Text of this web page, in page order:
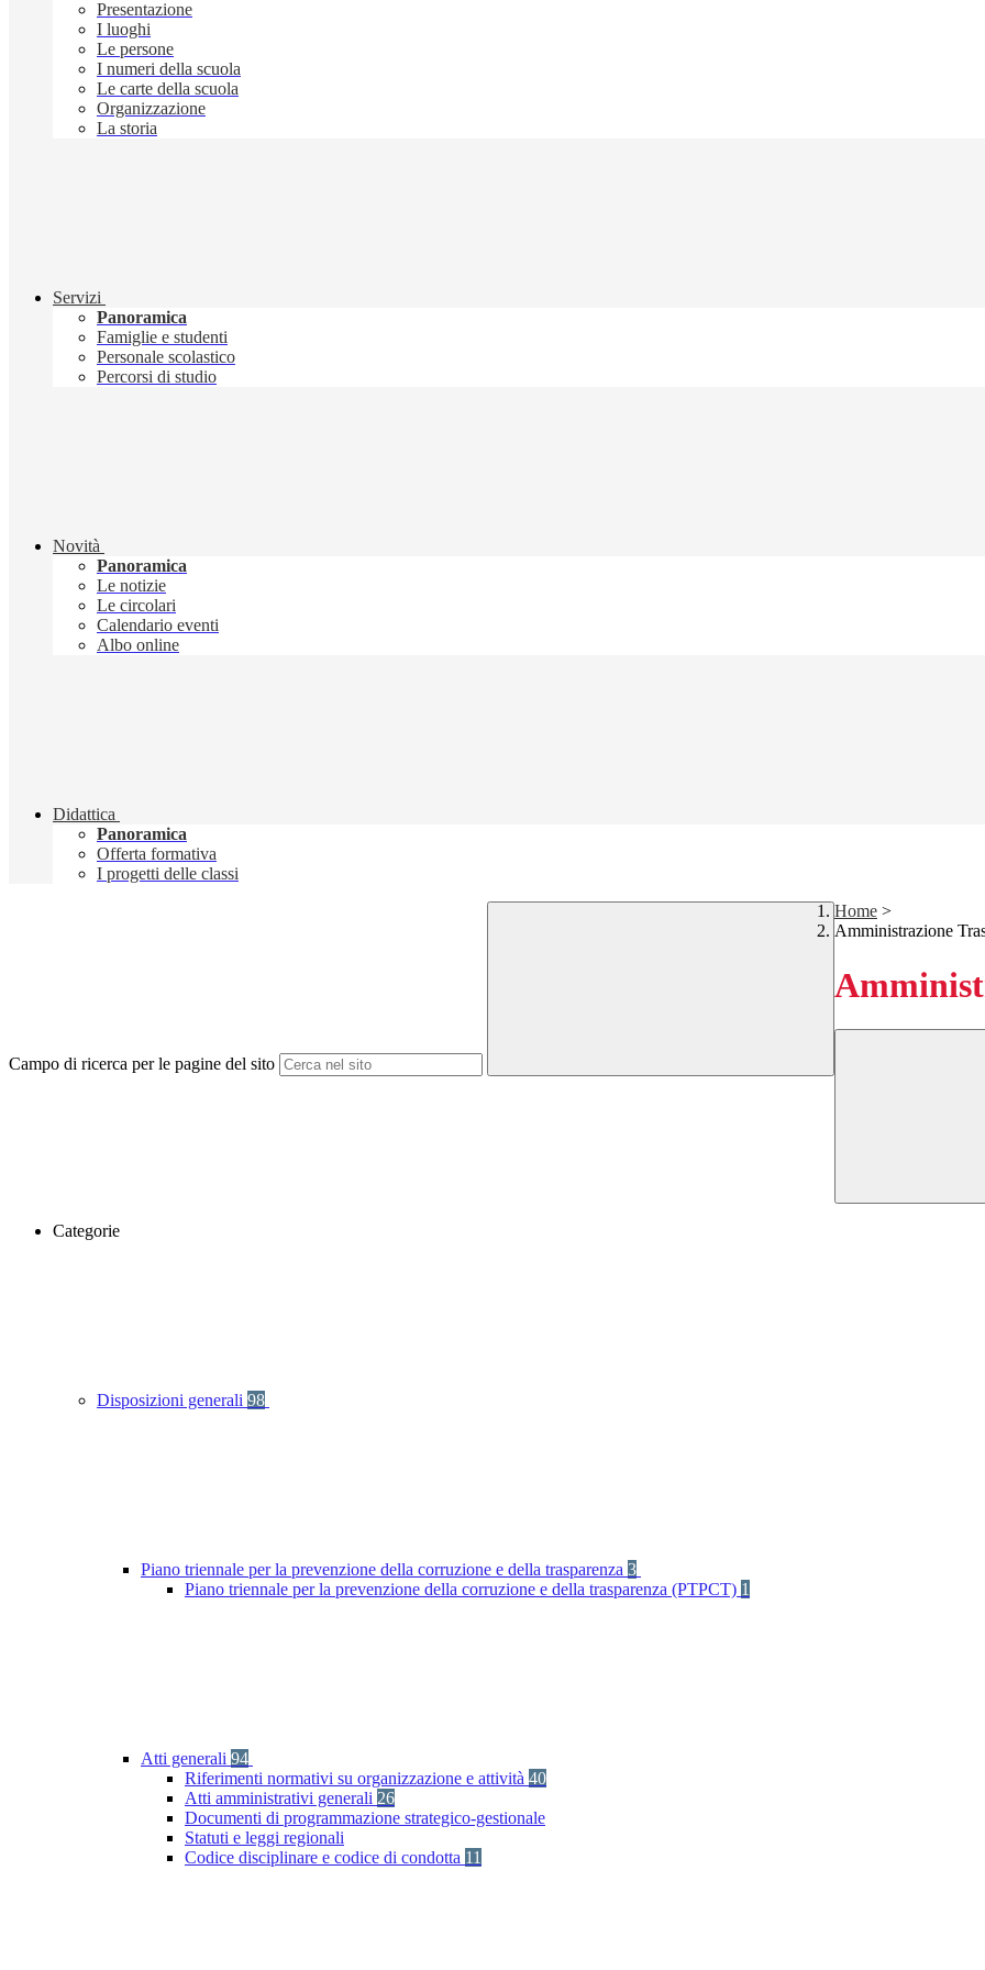
Presentazione
I luoghi
Le persone
I numeri della scuola
Le carte della scuola
Organizzazione
La storia
Servizi
Panoramica
Famiglie e studenti
Personale scolastico
Percorsi di studio
Novità
Panoramica
Le notizie
Le circolari
Calendario eventi
Albo online
Didattica
Panoramica
Offerta formativa
I progetti delle classi
Campo di ricerca per le pagine del sito
Home >
Amministrazione
Categorie
Disposizioni generali 98
Piano triennale per la prevenzione della corruzione e della trasparenza 3
Piano triennale per la prevenzione della corruzione e della trasparenza (PTPCT) 1
Atti generali 94
Riferimenti normativi su organizzazione e attività 40
Atti amministrativi generali 26
Documenti di programmazione strategico-gestionale
Statuti e leggi regionali
Codice disciplinare e codice di condotta 11